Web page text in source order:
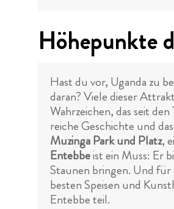
Höhepunkte
Hast du vor, Uganda zu
daran? Viele dieser
Wahrzeichen, das seit
reiche Geschichte und
Muzinga Park und Platz,
Entebbeist ein Muss: Er
Staunen bringen. Und für
besten Speisen und
Entebbe teil.